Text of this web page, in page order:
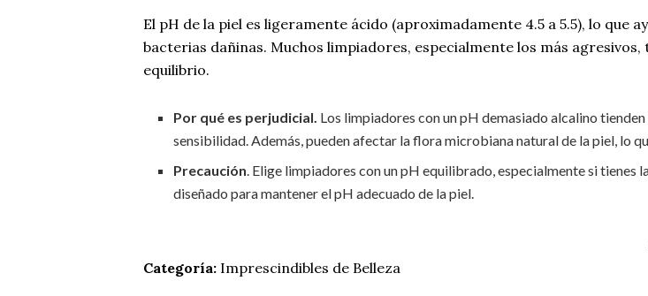
El pH de la piel es ligeramente ácido (aproximadamente 4.5 a 5.5), lo
bacterias dañinas. Muchos limpiadores, especialmente los más agresivos,
equilibrio.
Por qué es perjudicial. Los limpiadores con un pH demasiado alcalino
sensibilidad. Además, pueden afectar la flora microbiana natural de la piel, lo
Precaución. Elige limpiadores con un pH equilibrado, especialmente si tienes
diseñado para mantener el pH adecuado de la piel.
Categoría: Imprescindibles de Belleza